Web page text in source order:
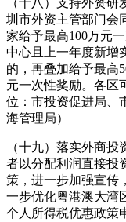
（十八）支持外资
圳市外资主管部门会
家给予最高100万元
中心且上一年度新增
的，再叠加给予最高
元一次性奖励。各区
位：市投资促进局、
海管理局）
（十九）落实外商
者以分配利润直接投
策，进一步加强宣传
一步优化粤港澳大湾
个人所得税优惠政策